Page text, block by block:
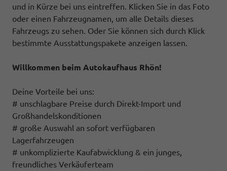
und in Kürze bei uns eintreffen. Klicken Sie in das Foto
oder einen Fahrzeugnamen, um alle Details dieses
Fahrzeugs zu sehen. Oder Sie können sich durch Klick
bestimmte Ausstattungspakete anzeigen lassen.
Willkommen beim Autokaufhaus Rhön!
Deine Vorteile bei uns:
# unschlagbare Preise durch Direkt-Import und
Großhandelskonditionen
# große Auswahl an sofort verfügbaren
Lagerfahrzeugen
# unkomplizierte Kaufabwicklung & ein junges,
freundliches Verkäuferteam